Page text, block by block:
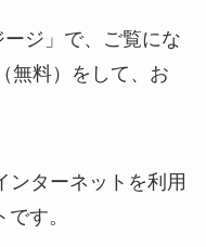
ジ」で、ご覧にな
無料）をして、お
ターネットを利用
す。